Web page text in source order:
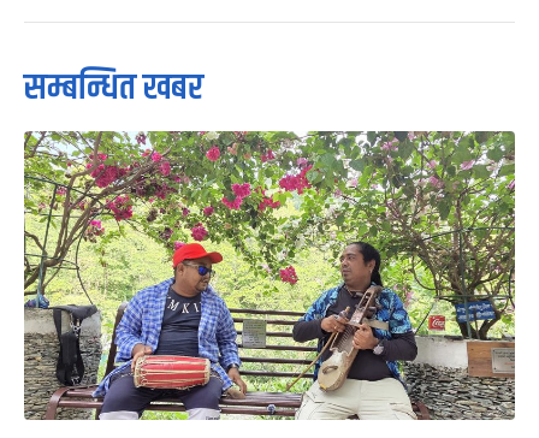
सम्बन्धित खबर